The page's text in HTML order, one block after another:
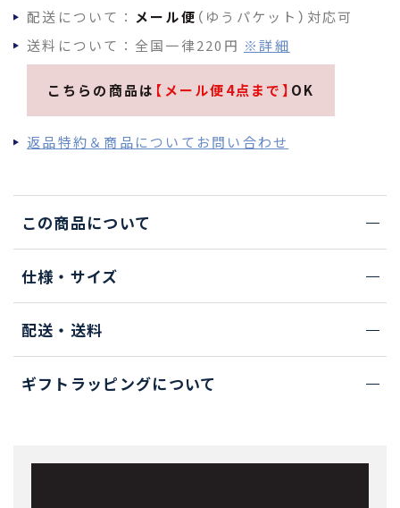
配送について： メール便 （ゆうパケット）対応可
送料について：全国一律220円 ※詳細
こちらの商品は 【メール便4点まで】 OK
返品特約＆商品についてお問い合わせ
この商品について
仕様・サイズ
配送・送料
ギフトラッピングについて